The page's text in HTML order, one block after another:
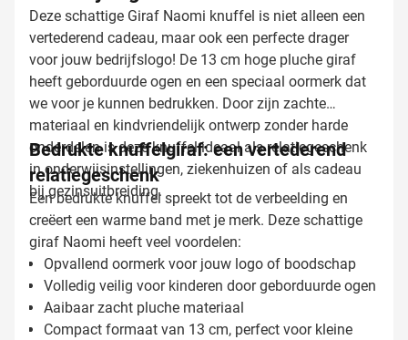
Deze schattige Giraf Naomi knuffel is niet alleen een
vertederend cadeau, maar ook een perfecte drager
voor jouw bedrijfslogo! De 13 cm hoge pluche giraf
heeft geborduurde ogen en een speciaal oormerk dat
we voor je kunnen bedrukken. Door zijn zachte
materiaal en kindvriendelijk ontwerp zonder harde
onderdelen is deze knuffel ideaal als relatiegeschenk
in onderwijsinstellingen, ziekenhuizen of als cadeau
bij gezinsuitbreiding.
Bedrukte knuffelgiraf: een vertederend
relatiegeschenk
Een bedrukte knuffel spreekt tot de verbeelding en
creëert een warme band met je merk. Deze schattige
giraf Naomi heeft veel voordelen:
Opvallend oormerk voor jouw logo of boodschap
Volledig veilig voor kinderen door geborduurde ogen
Aaibaar zacht pluche materiaal
Compact formaat van 13 cm, perfect voor kleine